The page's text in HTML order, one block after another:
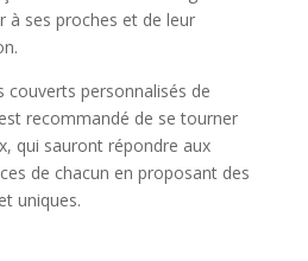
à ses proches et de leur
couverts personnalisés de
recommandé de se tourner
qui sauront répondre aux
de chacun en proposant des
uniques.